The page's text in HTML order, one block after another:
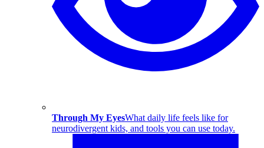
Through My EyesWhat daily life feels like for
neurodivergent kids, and tools you can use today.